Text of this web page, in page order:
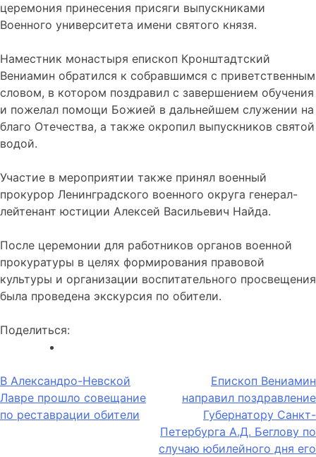
церемония принесения присяги выпускниками
Военного университета имени святого князя.
Наместник монастыря епископ Кронштадтский
Вениамин обратился к собравшимся с приветственным
словом, в котором поздравил с завершением обучения
и пожелал помощи Божией в дальнейшем служении на
благо Отечества, а также окропил выпускников святой
водой.
Участие в мероприятии также принял военный
прокурор Ленинградского военного округа генерал-
лейтенант юстиции Алексей Васильевич Найда.
После церемонии для работников органов военной
прокуратуры в целях формирования правовой
культуры и организации воспитательного просвещения
была проведена экскурсия по обители.
Поделиться:
Навигация
по
В Александро-Невской
Лавре прошло совещание
по реставрации обители
Епископ Вениамин
направил поздравление
Губернатору Санкт-
Петербурга А.Д. Беглову по
случаю юбилейного дня его